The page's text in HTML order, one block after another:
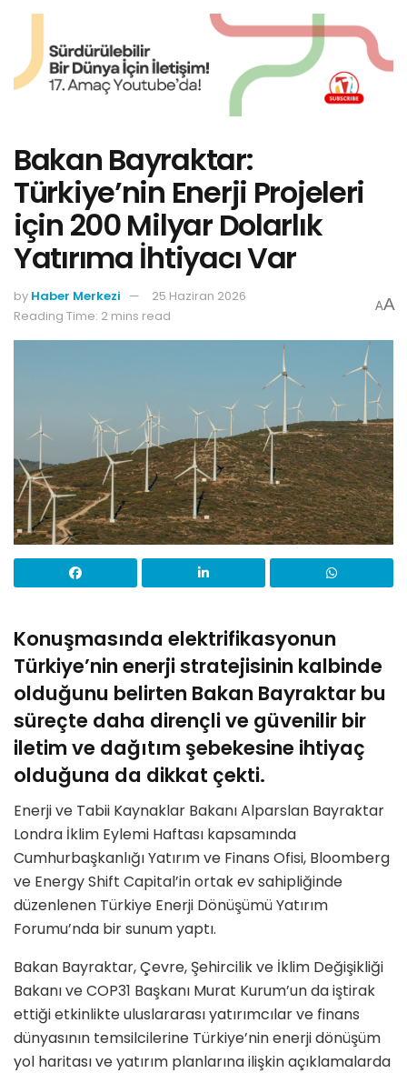
Bakan Bayraktar:
Türkiye’nin Enerji Projeleri
için 200 Milyar Dolarlık
Yatırıma İhtiyacı Var
by Haber Merkezi
25 Haziran 2026
Reading Time: 2 mins read
AA
Konuşmasında elektrifikasyonun
Türkiye’nin enerji stratejisinin kalbinde
olduğunu belirten Bakan Bayraktar bu
süreçte daha dirençli ve güvenilir bir
iletim ve dağıtım şebekesine ihtiyaç
olduğuna da dikkat çekti.
Enerji ve Tabii Kaynaklar Bakanı Alparslan Bayraktar
Londra İklim Eylemi Haftası kapsamında
Cumhurbaşkanlığı Yatırım ve Finans Ofisi, Bloomberg
ve Energy Shift Capital’in ortak ev sahipliğinde
düzenlenen Türkiye Enerji Dönüşümü Yatırım
Forumu’nda bir sunum yaptı.
Bakan Bayraktar, Çevre, Şehircilik ve İklim Değişikliği
Bakanı ve COP31 Başkanı Murat Kurum’un da iştirak
ettiği etkinlikte uluslararası yatırımcılar ve finans
dünyasının temsilcilerine Türkiye’nin enerji dönüşüm
yol haritası ve yatırım planlarına ilişkin açıklamalarda